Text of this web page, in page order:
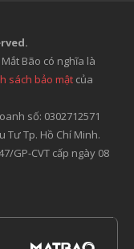
Bão có nghĩa là
sách bảo mật của
số: 0302712571
Tư Tp. Hồ Chí Minh.
GP-CVT cấp ngày 08